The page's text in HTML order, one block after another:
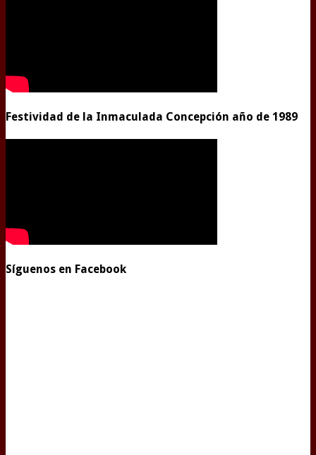
Festividad de la Inmaculada Concepción año de 1989
Síguenos en Facebook